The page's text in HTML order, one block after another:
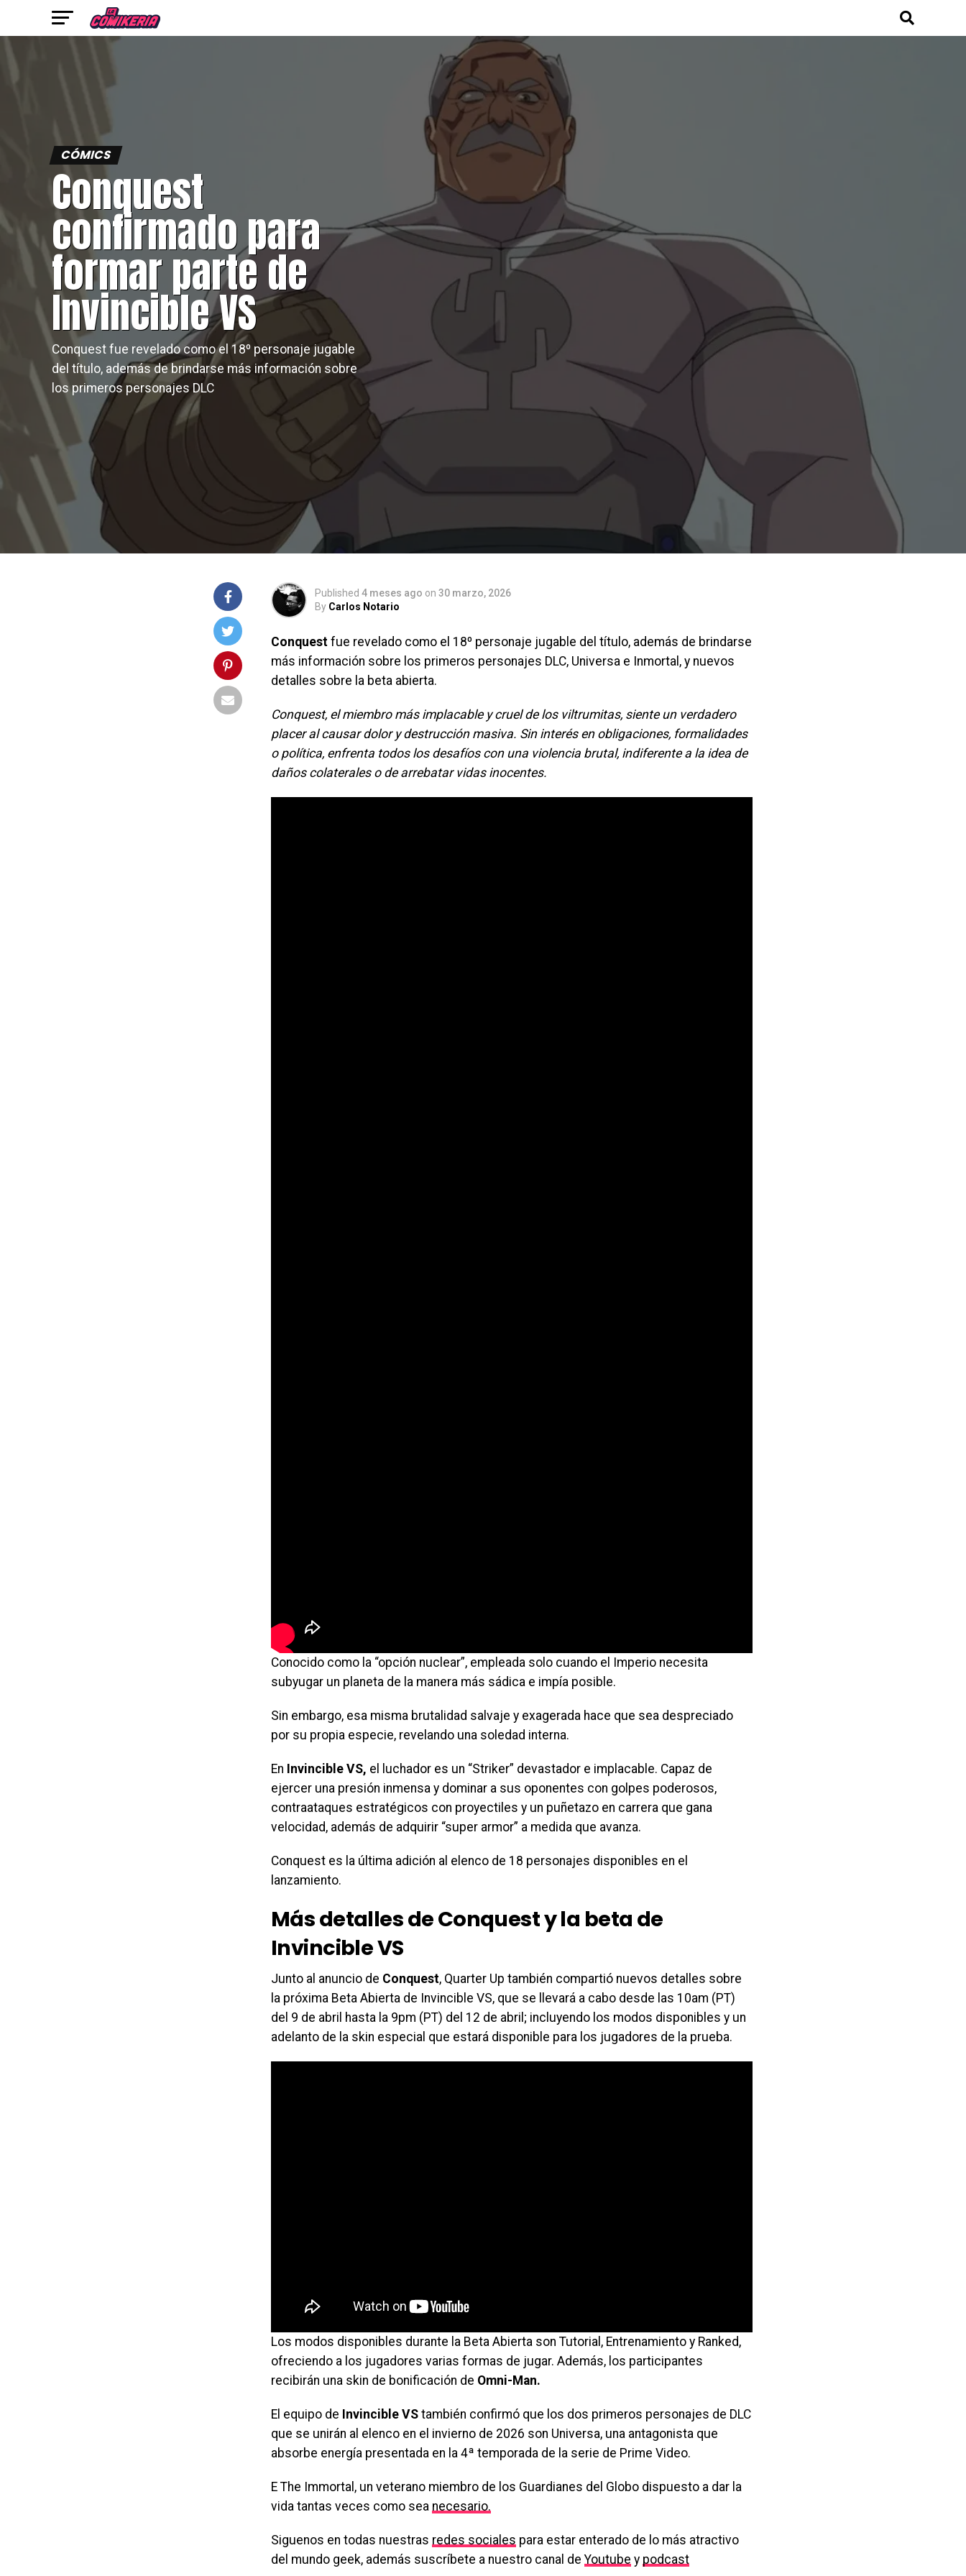
CÓMICS
Conquest
confirmado para
formar parte de
Invincible VS
Conquest fue revelado como el 18º personaje jugable
del título, además de brindarse más información sobre
los primeros personajes DLC
Published 4 meses ago on 30 marzo, 2026
By Carlos Notario
Conquest fue revelado como el 18º personaje jugable del título, además de brindarse
más información sobre los primeros personajes DLC, Universa e Inmortal, y nuevos
detalles sobre la beta abierta.
Conquest, el miembro más implacable y cruel de los viltrumitas, siente un verdadero
placer al causar dolor y destrucción masiva. Sin interés en obligaciones, formalidades
o política, enfrenta todos los desafíos con una violencia brutal, indiferente a la idea de
daños colaterales o de arrebatar vidas inocentes.
Conocido como la “opción nuclear”, empleada solo cuando el Imperio necesita
subyugar un planeta de la manera más sádica e impía posible.
Sin embargo, esa misma brutalidad salvaje y exagerada hace que sea despreciado
por su propia especie, revelando una soledad interna.
En Invincible VS, el luchador es un “Striker” devastador e implacable. Capaz de
ejercer una presión inmensa y dominar a sus oponentes con golpes poderosos,
contraataques estratégicos con proyectiles y un puñetazo en carrera que gana
velocidad, además de adquirir “super armor” a medida que avanza.
Conquest es la última adición al elenco de 18 personajes disponibles en el
lanzamiento.
Más detalles de Conquest y la beta de
Invincible VS
Junto al anuncio de Conquest, Quarter Up también compartió nuevos detalles sobre
la próxima Beta Abierta de Invincible VS, que se llevará a cabo desde las 10am (PT)
del 9 de abril hasta la 9pm (PT) del 12 de abril; incluyendo los modos disponibles y un
adelanto de la skin especial que estará disponible para los jugadores de la prueba.
Los modos disponibles durante la Beta Abierta son Tutorial, Entrenamiento y Ranked,
ofreciendo a los jugadores varias formas de jugar. Además, los participantes
recibirán una skin de bonificación de Omni-Man.
El equipo de Invincible VS también confirmó que los dos primeros personajes de DLC
que se unirán al elenco en el invierno de 2026 son Universa, una antagonista que
absorbe energía presentada en la 4ª temporada de la serie de Prime Video.
E The Immortal, un veterano miembro de los Guardianes del Globo dispuesto a dar la
vida tantas veces como sea necesario.
Siguenos en todas nuestras redes sociales para estar enterado de lo más atractivo
del mundo geek, además suscríbete a nuestro canal deYoutube y podcast